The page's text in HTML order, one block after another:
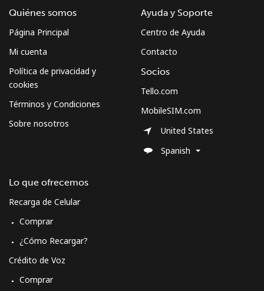
Quiénes somos
Página Principal
Mi cuenta
Política de privacidad y
cookies
Términos y Condiciones
Sobre nosotros
Lo que ofrecemos
Recarga de Celular
Comprar
¿Cómo Recargar?
Crédito de Voz
Comprar
Ayuda y Soporte
Centro de Ayuda
Contacto
Socios
Tello.com
MobileSIM.com
United States
Spanish